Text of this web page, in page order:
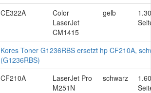
CE322A
Color
LaserJet
CM1415
gelb
Kores Toner G1236RBS ersetzt hp CF210A,
(G1236RBS)
CF210A
LaserJet Pro
M251N
schwarz